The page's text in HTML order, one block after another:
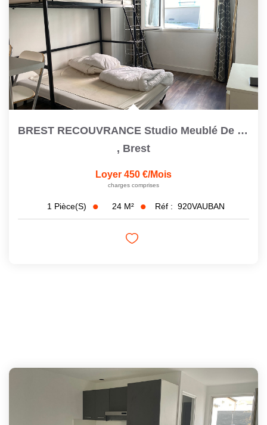
BREST RECOUVRANCE Studio Meublé De 23,6 M2
, Brest
Loyer 450 €/mois
charges comprises
1 Pièce(s) 24 M² Réf : 920VAUBAN